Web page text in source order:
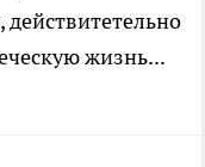
жизнь...